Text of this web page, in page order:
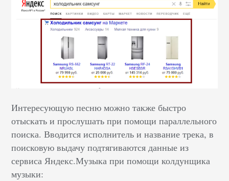
Интересующую песню можно также быстро
отыскать и прослушать при помощи параллельного
поиска. Вводится исполнитель и название трека, в
поисковую выдачу подтягиваются данные из
сервиса Яндекс.Музыка при помощи колдунщика
музыки: